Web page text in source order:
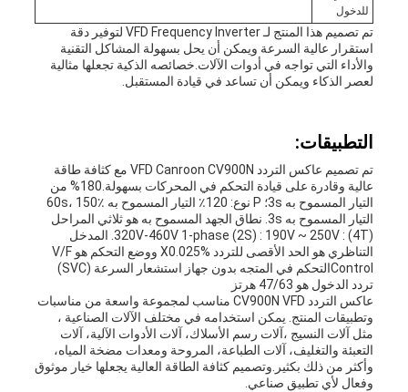
للدخول
تم تصميم هذا المنتج لـ VFD Frequency Inverter لتوفير دقة
استقرار عالية السرعة ويمكن أن يحل بسهولة المشاكل التقنية
والأداء التي تواجه في أدوات الآلات.خصائصه الذكية تجعلها مثالية
لعصر الذكاء ويمكن أن تساعد في قيادة المستقبل.
التطبيقات:
تم تصميم عاكس التردد VFD Canroon CV900N مع كثافة طاقة
عالية وقادرة على قيادة التحكم في المحركات بسهولة.180% من
التيار المسموح به 3s؛ P نوع: 120٪ التيار المسموح به 60s، 150٪
التيار المسموح به 3s. نطاق الجهد المسموح به هو ثلاثي المراحل
(4T) : 320V-460V 1-phase (2S) : 190V ~ 250V. المدخل
التناظري هو الحد الأقصى للتردد X0.025% ووضع التحكم هو V/F
Controlالتحكم في المتجه بدون جهاز استشعار السرعة (SVC)
تردد الدخول هو 47/63 هرتز
عاكس التردد CV900N VFD مناسب لمجموعة واسعة من مناسبات
وتطبيقات المنتج. يمكن استخدامه في مختلف الآلات الصناعية ،
مثل آلات النسيج ،آلات رسم الأسلاك، آلات الأدوات الآلية، آلات
التعبئة والتغليف، آلات الطباعة، المروحة ومعدات مضخة المياه،
وأكثر من ذلك بكثير.وتصميم كثافة الطاقة العالية يجعلها خيار موثوق
وفعال لأي تطبيق صناعي.